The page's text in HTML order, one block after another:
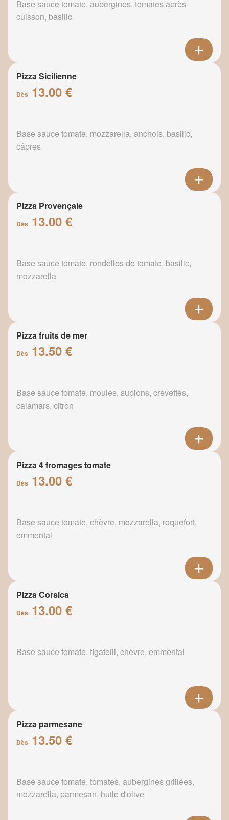
Base sauce tomate, aubergines, tomates après
cuisson, basilic
Pizza Sicilienne
Dès 13.00 €
Base sauce tomate, mozzarella, anchois, basilic,
câpres
Pizza Provençale
Dès 13.00 €
Base sauce tomate, rondelles de tomate, basilic,
mozzarella
Pizza fruits de mer
Dès 13.50 €
Base sauce tomate, moules, supions, crevettes,
calamars, citron
Pizza 4 fromages tomate
Dès 13.00 €
Base sauce tomate, chèvre, mozzarella, roquefort,
emmental
Pizza Corsica
Dès 13.00 €
Base sauce tomate, figatelli, chèvre, emmental
Pizza parmesane
Dès 13.50 €
Base sauce tomate, tomates, aubergines grillées,
mozzarella, parmesan, huile d'olive